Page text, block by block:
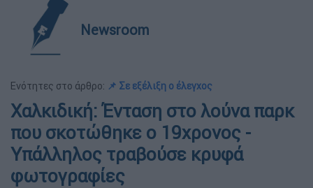
Newsroom
Ενότητες στο άρθρο: 📌 Σε εξέλιξη ο έλεγχος
Χαλκιδική: Ένταση στο λούνα παρκ
που σκοτώθηκε ο 19χρονος -
Υπάλληλος τραβούσε κρυφά
φωτογραφίες